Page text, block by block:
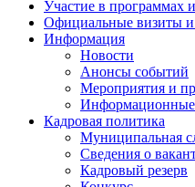
Участие в программах
Официальные визиты и
Информация
Новости
Анонсы событий
Мероприятия и
Кадровая политика
Муниципальная
Сведения о
Кадровый резерв